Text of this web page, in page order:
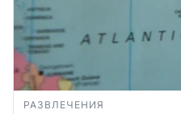
РАЗВЛЕЧЕНИЯ